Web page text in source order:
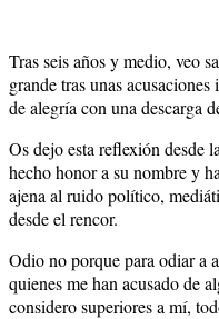
Tras seis años y medio, veo
grande tras unas
de alegría con una descarga
Os dejo esta reflexión desde
hecho honor a su nombre y
ajena al ruido político,
desde el rencor.
Odio no porque para odiar a
quienes me han acusado de
considero superiores a mí,